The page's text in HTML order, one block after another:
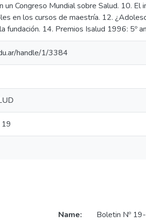
un Congreso Mundial sobre Salud. 10.
en los cursos de maestría. 12.
fundación. 14. Premios Isalud 1996: 5º
handle/1/3384
19
Name:
Boletin Nº